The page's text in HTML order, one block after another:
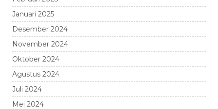
Januari 2025
Desember 2024
November 2024
Oktober 2024
Agustus 2024
Juli 2024
Mei 2024